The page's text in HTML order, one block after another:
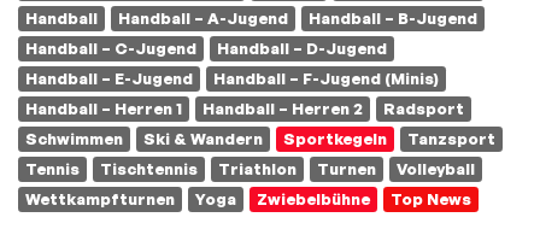
Handball
Handball – A-Jugend
Handball – B-Jugend
Handball – C-Jugend
Handball – D-Jugend
Handball – E-Jugend
Handball – F-Jugend (Minis)
Handball – Herren 1
Handball – Herren 2
Radsport
Schwimmen
Ski & Wandern Sportkegeln
Tanzsport
Tennis
Tischtennis Triathlon Turnen
Volleyball
Wettkampfturnen
Yoga Zwiebelbühne Top News